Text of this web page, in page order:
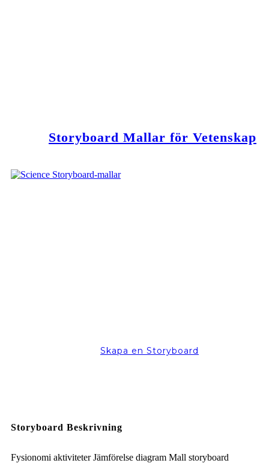
Storyboard Mallar för Vetenskap
Skapa en Storyboard
Storyboard Beskrivning
Fysionomi aktiviteter Jämförelse diagram Mall storyboard